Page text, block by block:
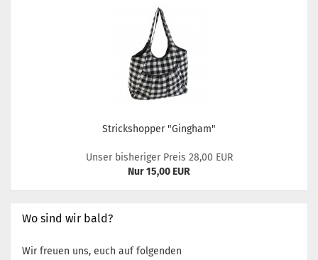
Strickshopper "Gingham"
Unser bisheriger Preis 28,00 EUR
Nur 15,00 EUR
Wo sind wir bald?
Wir freuen uns, euch auf folgenden